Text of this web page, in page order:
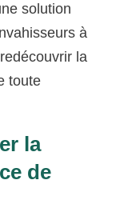
solution
à
la
toute
la
de